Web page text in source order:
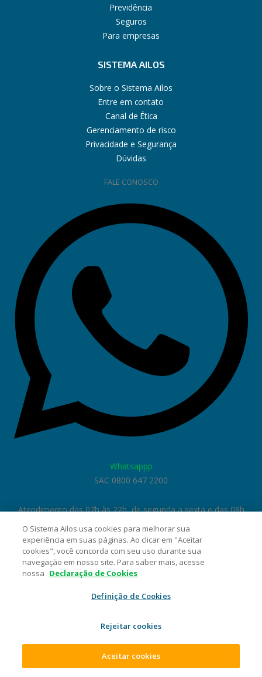
Previdência
Seguros
Para empresas
SISTEMA AILOS
Sobre o Sistema Ailos
Entre em contato
Canal de Ética
Gerenciamento de risco
Privacidade e Segurança
Dúvidas
FALE CONOSCO
Whatsappp
SAC 0800 647 2200
Atendimento das 07h às 22h, de segunda a sexta e das 08h
às 20h sábados, domingos e feriados.
Chamadas internacionais: 55 47 3381 8740
Ouvidoria 0800 644 1100
Atendimento das 8h às 17h, de segunda a sexta
O Sistema Ailos usa cookies para melhorar sua
experiência em suas páginas. Ao clicar em "Aceitar
cookies", você concorda com seu uso durante sua
navegação em nosso site. Para saber mais, acesse
nossa Declaração de Cookies
Definição de Cookies
Rejeitar cookies
Aceitar cookies